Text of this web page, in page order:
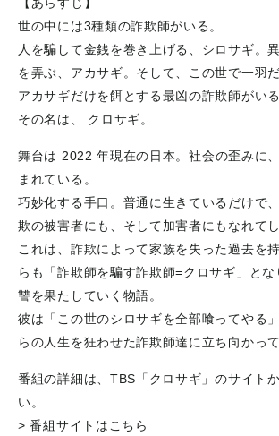
世の中には3種類の詐欺師がいる。
人を騙して金銭を巻き上げる、シロサギ。
を弄ぶ、アカサギ。そして、この世で一羽
アカサギだけを餌とする最凶の詐欺師がいる
その名は、 クロサギ。
舞台は 2022 年現在の日本。社会の歪みに
まれている。
巧妙化する手口。普通に生きているだけで
欺の被害者にも、そして加害者にもなれてし
これは、詐欺によって家族を失った過去を
らも「詐欺師を騙す詐欺師=クロサギ」と
讐を果たしていく物語。
彼は「この世のシロサギを全部喰ってやる
らの人生を狂わせた詐欺師達に立ち向かっ
番組の詳細は、TBS「クロサギ」のサイト
い。
> 番組サイトはこちら